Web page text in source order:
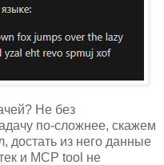
Не без
по-сложнее, скажем
достать из него данные
и MCP tool не